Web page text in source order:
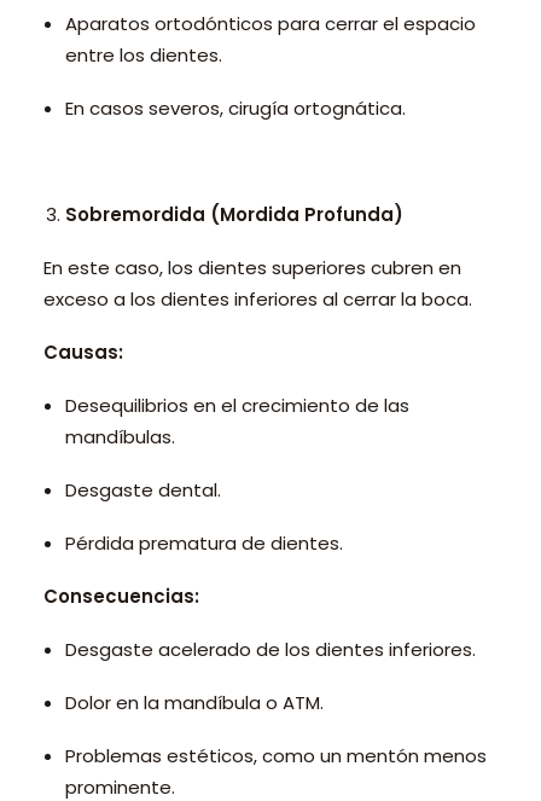
Aparatos ortodónticos para cerrar el espacio
entre los dientes.
En casos severos, cirugía ortognática.
Sobremordida (Mordida Profunda)
En este caso, los dientes superiores cubren en
exceso a los dientes inferiores al cerrar la boca.
Causas:
Desequilibrios en el crecimiento de las
mandíbulas.
Desgaste dental.
Pérdida prematura de dientes.
Consecuencias:
Desgaste acelerado de los dientes inferiores.
Dolor en la mandíbula o ATM.
Problemas estéticos, como un mentón menos
prominente.